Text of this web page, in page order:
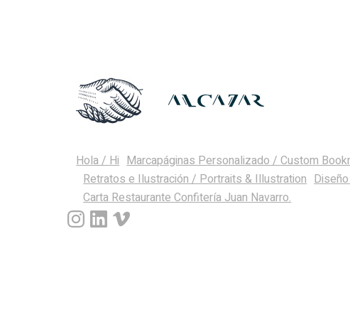
Hola / Hi Marcapáginas Personalizado / Custom
Retratos e Ilustración / Portraits & Illustration
Carta Restaurante Confitería Juan Navarro.